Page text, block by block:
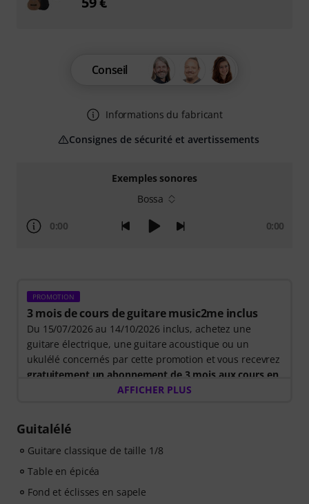
Exemples sonores
Bossa
0:00 0:00
PROMOTION
3 mois de cours de guitare music2me inclus
Du 15/07/2026 au 14/10/2026 inclus, achetez une
guitare électrique, une guitare acoustique ou un
ukulélé concernés par cette promotion et vous recevrez
gratuitement un abonnement de 3 mois aux cours en
ligne music2me d'une valeur de 57 euros
L'abonnement music2me prendra fin automatiquement
à l'issue de la période d'abonnement.
Music2Me, votre portail d'apprentissage musical en
ligne, propose une approche pédagogique développée
par des professeurs de musique qualifiés. Lauréat du
AFFICHER PLUS
Guitalélé
Guitare classique de taille 1/8
Table en épicéa
Fond et éclisses en sapele
Conseil
Informations du fabricant
Consignes de sécurité et avertissements